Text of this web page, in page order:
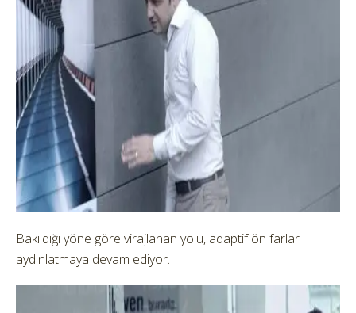
Bakıldığı yöne göre virajlanan yolu, adaptif ön farlar
aydınlatmaya devam ediyor.